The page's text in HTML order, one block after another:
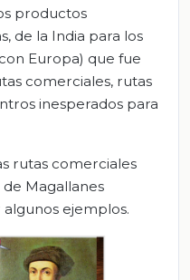
productos
de la India para los
Europa) que fue
comerciales, rutas
inesperados para
rutas comerciales
Magallanes
ejemplos.